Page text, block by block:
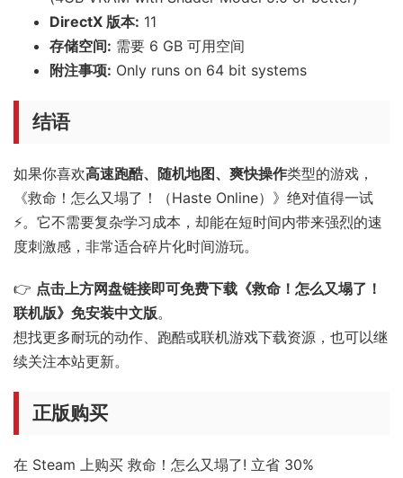
DirectX 版本: 11
存储空间: 需要 6 GB 可用空间
附注事项: Only runs on 64 bit systems
结语
如果你喜欢高速跑酷、随机地图、爽快操作类型的游戏，
《救命！怎么又塌了！（Haste Online）》绝对值得一试
⚡。它不需要复杂学习成本，却能在短时间内带来强烈的速
度刺激感，非常适合碎片化时间游玩。
👉 点击上方网盘链接即可免费下载《救命！怎么又塌了！
联机版》免安装中文版。
想找更多耐玩的动作、跑酷或联机游戏下载资源，也可以继
续关注本站更新。
正版购买
在 Steam 上购买 救命！怎么又塌了! 立省 30%